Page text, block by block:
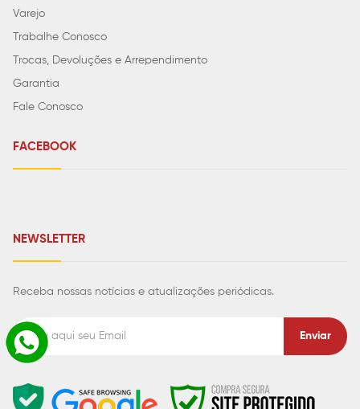
Varejo
Trabalhe Conosco
Trocas, Devoluções e Arrependimento
Garantia
Fale Conosco
FACEBOOK
NEWSLETTER
Receba nossas notícias e atualizações periódicas.
Enviar